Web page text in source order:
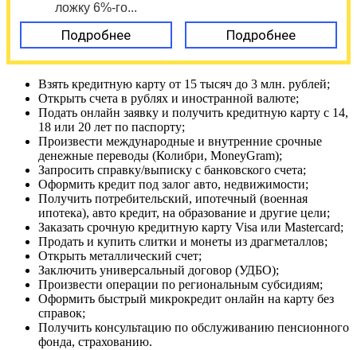
ложку 6%-го...
Подробнее Подробнее
Взять кредитную карту от 15 тысяч до 3 млн. рублей;
Открыть счета в рублях и иностранной валюте;
Подать онлайн заявку и получить кредитную карту с 14,
18 или 20 лет по паспорту;
Произвести международные и внутренние срочные
денежные переводы (Колибри, MoneyGram);
Запросить справку/выписку с банковского счета;
Оформить кредит под залог авто, недвижимости;
Получить потребительский, ипотечный (военная
ипотека), авто кредит, на образование и другие цели;
Заказать срочную кредитную карту Visa или Mastercard;
Продать и купить слитки и монеты из драгметаллов;
Открыть металлический счет;
Заключить универсальный договор (УДБО);
Произвести операции по региональным субсидиям;
Оформить быстрый микрокредит онлайн на карту без
справок;
Получить консультацию по обслуживанию пенсионного
фонда, страхованию.